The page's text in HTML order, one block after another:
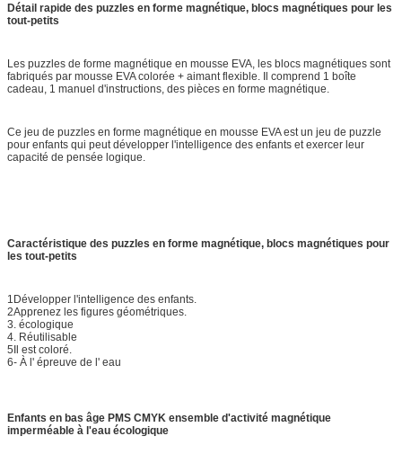
Détail rapide des puzzles en forme magnétique, blocs magnétiques pour les
tout-petits
Les puzzles de forme magnétique en mousse EVA, les blocs magnétiques sont
fabriqués par mousse EVA colorée + aimant flexible. Il comprend 1 boîte
cadeau, 1 manuel d'instructions, des pièces en forme magnétique.
Ce jeu de puzzles en forme magnétique en mousse EVA est un jeu de puzzle
pour enfants qui peut développer l'intelligence des enfants et exercer leur
capacité de pensée logique.
Caractéristique des puzzles en forme magnétique, blocs magnétiques pour
les tout-petits
1Développer l'intelligence des enfants.
2Apprenez les figures géométriques.
3. écologique
4. Réutilisable
5Il est coloré.
6- À l' épreuve de l' eau
Enfants en bas âge PMS CMYK ensemble d'activité magnétique
imperméable à l'eau écologique